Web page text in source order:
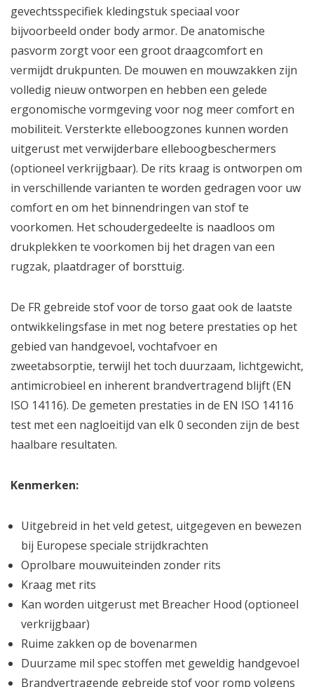
gevechtsspecifiek kledingstuk speciaal voor
bijvoorbeeld onder body armor. De anatomische
pasvorm zorgt voor een groot draagcomfort en
vermijdt drukpunten. De mouwen en mouwzakken zijn
volledig nieuw ontworpen en hebben een gelede
ergonomische vormgeving voor nog meer comfort en
mobiliteit. Versterkte elleboogzones kunnen worden
uitgerust met verwijderbare elleboogbeschermers
(optioneel verkrijgbaar). De rits kraag is ontworpen om
in verschillende varianten te worden gedragen voor uw
comfort en om het binnendringen van stof te
voorkomen. Het schoudergedeelte is naadloos om
drukplekken te voorkomen bij het dragen van een
rugzak, plaatdrager of borsttuig.
De FR gebreide stof voor de torso gaat ook de laatste
ontwikkelingsfase in met nog betere prestaties op het
gebied van handgevoel, vochtafvoer en
zweetabsorptie, terwijl het toch duurzaam, lichtgewicht,
antimicrobieel en inherent brandvertragend blijft (EN
ISO 14116). De gemeten prestaties in de EN ISO 14116
test met een nagloeitijd van elk 0 seconden zijn de best
haalbare resultaten.
Kenmerken:
Uitgebreid in het veld getest, uitgegeven en bewezen
bij Europese speciale strijdkrachten
Oprolbare mouwuiteinden zonder rits
Kraag met rits
Kan worden uitgerust met Breacher Hood (optioneel
verkrijgbaar)
Ruime zakken op de bovenarmen
Duurzame mil spec stoffen met geweldig handgevoel
Brandvertragende gebreide stof voor romp volgens